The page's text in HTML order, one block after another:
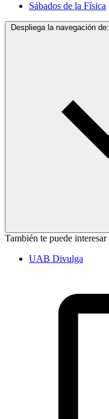
Sábados de la Física
Despliega la navegación de:
También te puede interesar
UAB Divulga